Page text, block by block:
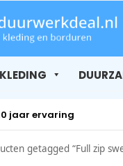
KLEDING
jaar ervaring
getagged “Full zip